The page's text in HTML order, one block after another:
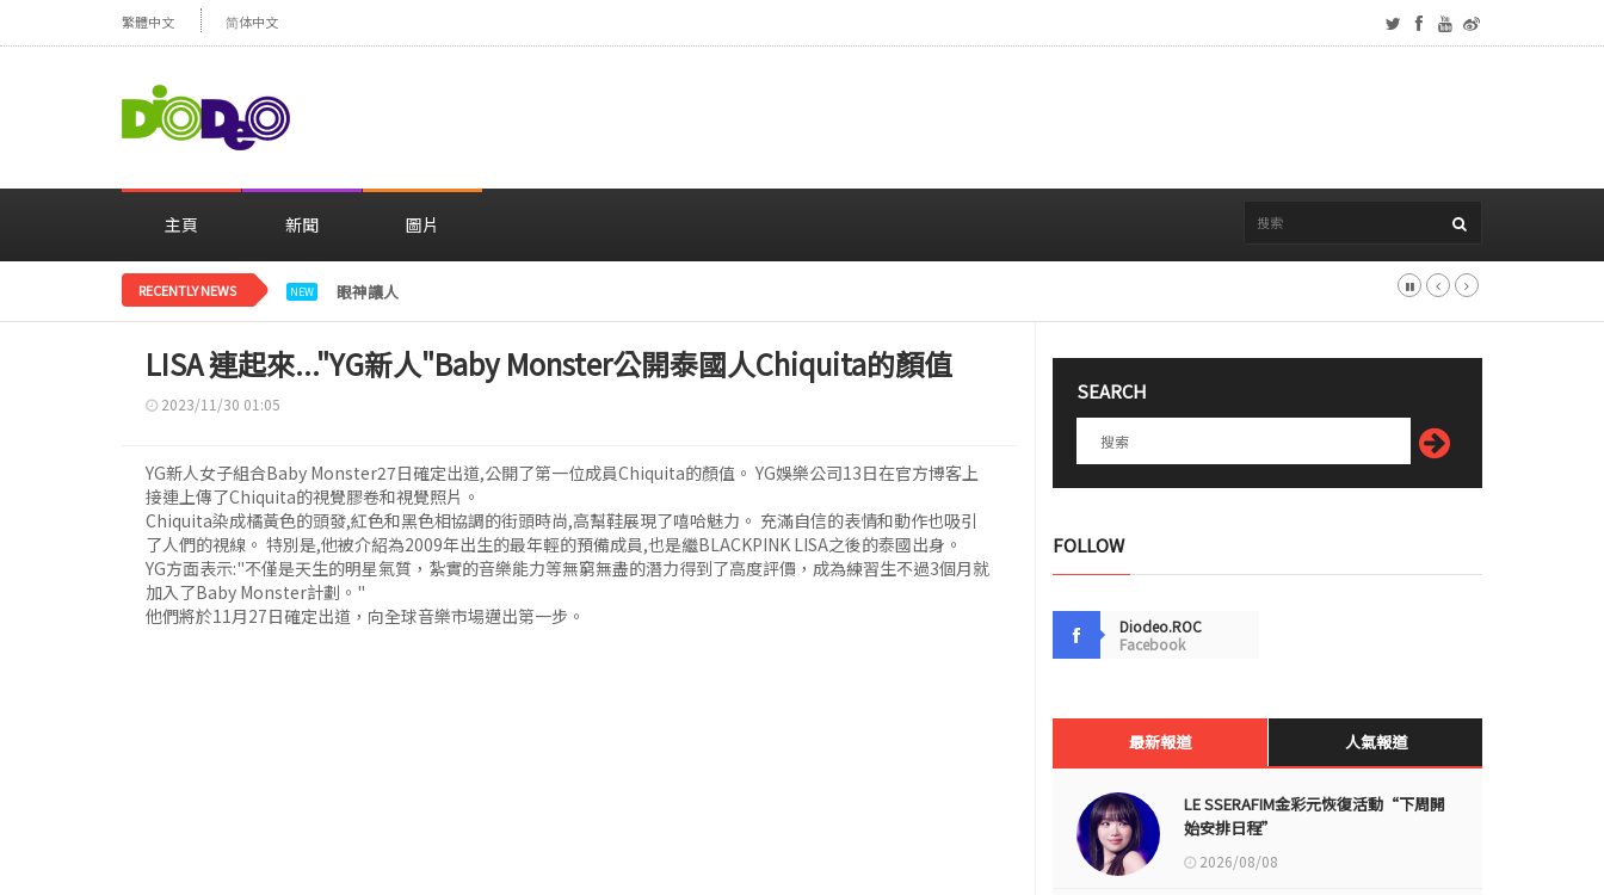
繁體中文 简体中文
主頁 新聞 圖片
RECENTLY NEWS NEW 眼神讓人心動，美貌閃耀……安宥真，就算瞪着看也很漂亮呢
LISA 連起來..."YG新人"Baby Monster公開泰國人Chiquita的顏值
2023/11/30 01:05
YG新人女子組合Baby Monster27日確定出道,公開了第一位成員Chiquita的顏值。 YG娛樂公司13日在官方博客上
接連上傳了Chiquita的視覺膠卷和視覺照片。
Chiquita染成橘黃色的頭發,紅色和黑色相協調的街頭時尚,高幫鞋展現了嘻哈魅力。 充滿自信的表情和動作也吸引
了人們的視線。 特別是,他被介紹為2009年出生的最年輕的預備成員,也是繼BLACKPINK LISA之後的泰國出身。
YG方面表示:"不僅是天生的明星氣質，紮實的音樂能力等無窮無盡的潛力得到了高度評價，成為練習生不過3個月就
加入了Baby Monster計劃。"
他們將於11月27日確定出道，向全球音樂市場邁出第一步。
SEARCH
FOLLOW
Diodeo.ROC
Facebook
最新報道 人氣報道
LE SSERAFIM金彩元恢復活動“下周開
始安排日程”
2026/08/08